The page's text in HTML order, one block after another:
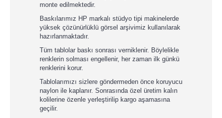
monte edilmektedir.
Baskılarımız HP markalı stüdyo tipi makinelerde
yüksek çözünürlüklü görsel arşivimiz kullanılarak
hazırlanmaktadır.
Tüm tablolar baskı sonrası verniklenir. Böylelikle
renklerin solması engellenir, her zaman ilk günkü
renklerini korur.
Tablolarımızı sizlere göndermeden önce koruyucu
naylon ile kaplanır. Sonrasında özel üretim kalın
kolilerine özenle yerleştirilip kargo aşamasına
geçilir.